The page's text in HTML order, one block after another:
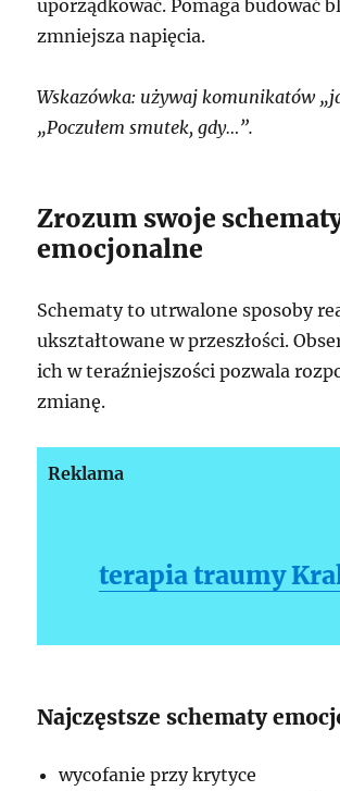
uporządkować. Pomaga budować
zmniejsza napięcia.
Wskazówka: używaj komunikatów
„Poczułem smutek, gdy…”.
Zrozum swoje
emocjonalne
Schematy to utrwalone sposoby
ukształtowane w przeszłości.
ich w teraźniejszości pozwala
zmianę.
Reklama
terapia traumy
Najczęstsze schematy
wycofanie przy krytyce